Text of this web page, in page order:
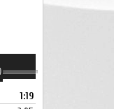
ги
копшињата
1:19